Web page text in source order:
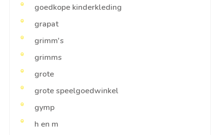
goedkope kinderkleding
grapat
grimm's
grimms
grote
grote speelgoedwinkel
gymp
h en m